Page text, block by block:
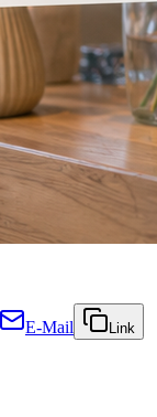
E-Mail Link